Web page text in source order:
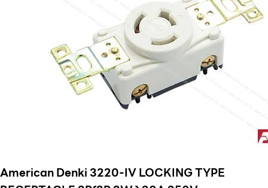
American Denki 3220-IV LOCKING TYPE